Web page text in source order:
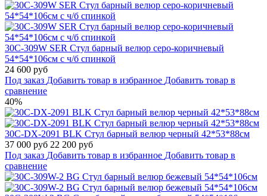
30C-309W SER Cтул барный велюр серо-коричневый
54*54*106см с ч/б спинкой
24 600 руб
Под заказ Добавить товар в избранное Добавить товар в
сравнение
40%
30C-DX-2091 BLK Стул барный велюр черный 42*53*88см
37 000 руб 22 200 руб
Под заказ Добавить товар в избранное Добавить товар в
сравнение